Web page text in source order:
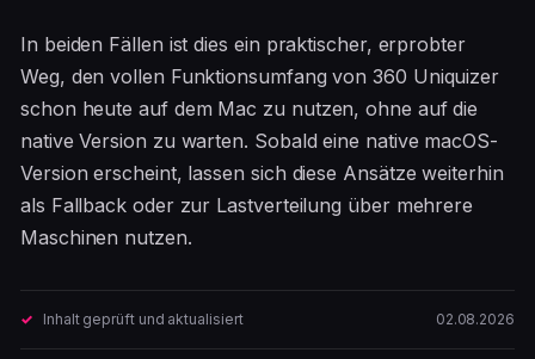
In beiden Fällen ist dies ein praktischer, erprobter
Weg, den vollen Funktionsumfang von 360 Uniquizer
schon heute auf dem Mac zu nutzen, ohne auf die
native Version zu warten. Sobald eine native macOS-
Version erscheint, lassen sich diese Ansätze weiterhin
als Fallback oder zur Lastverteilung über mehrere
Maschinen nutzen.
Inhalt geprüft und aktualisiert 02.08.2026